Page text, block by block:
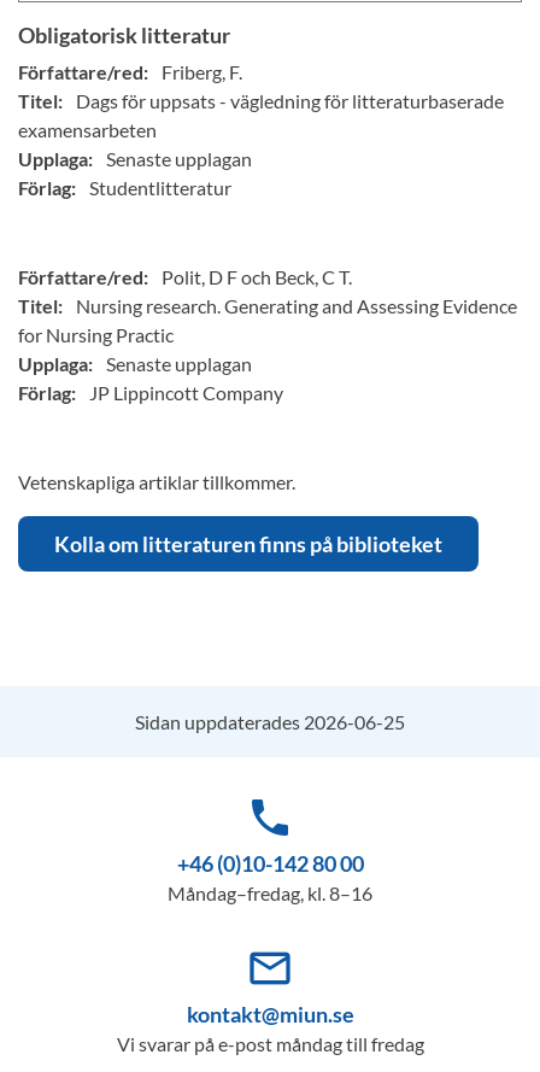
Obligatorisk litteratur
Författare/red:
Friberg, F.
Titel:
Dags för uppsats - vägledning för litteraturbaserade
examensarbeten
Upplaga: Senaste upplagan
Förlag: Studentlitteratur
Författare/red:
Polit, D F och Beck, C T.
Titel:
Nursing research. Generating and Assessing Evidence
for Nursing Practic
Upplaga: Senaste upplagan
Förlag:
JP Lippincott Company
Vetenskapliga artiklar tillkommer.
Kolla om litteraturen finns på biblioteket
Sidan uppdaterades 2026-06-25
phone
+46 (0)10-142 80 00
Måndag–fredag, kl. 8–16
mail_outline
kontakt@miun.se
Vi svarar på e-post måndag till fredag